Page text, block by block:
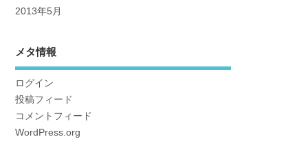
2013年5月
メタ情報
ログイン
投稿フィード
コメントフィード
WordPress.org